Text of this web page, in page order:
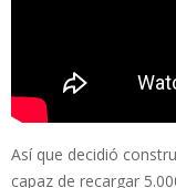
Así que decidió
capaz de recargar